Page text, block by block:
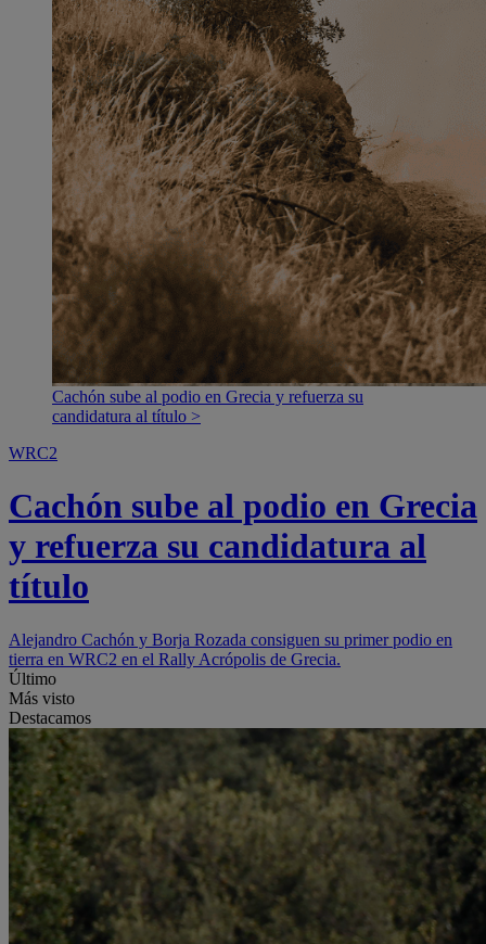
Cachón sube al podio en Grecia y refuerza su
candidatura al título >
WRC2
Cachón sube al podio en Grecia
y refuerza su candidatura al
título
Alejandro Cachón y Borja Rozada consiguen su primer podio en
tierra en WRC2 en el Rally Acrópolis de Grecia.
Último
Más visto
Destacamos